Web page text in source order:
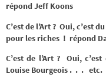
répond Jeff Koons
C’est de l’Art ? Oui, c’est
pour les riches ! répond
C’est de l’Art ? Oui,
Louise Bourgeois . . . etc.